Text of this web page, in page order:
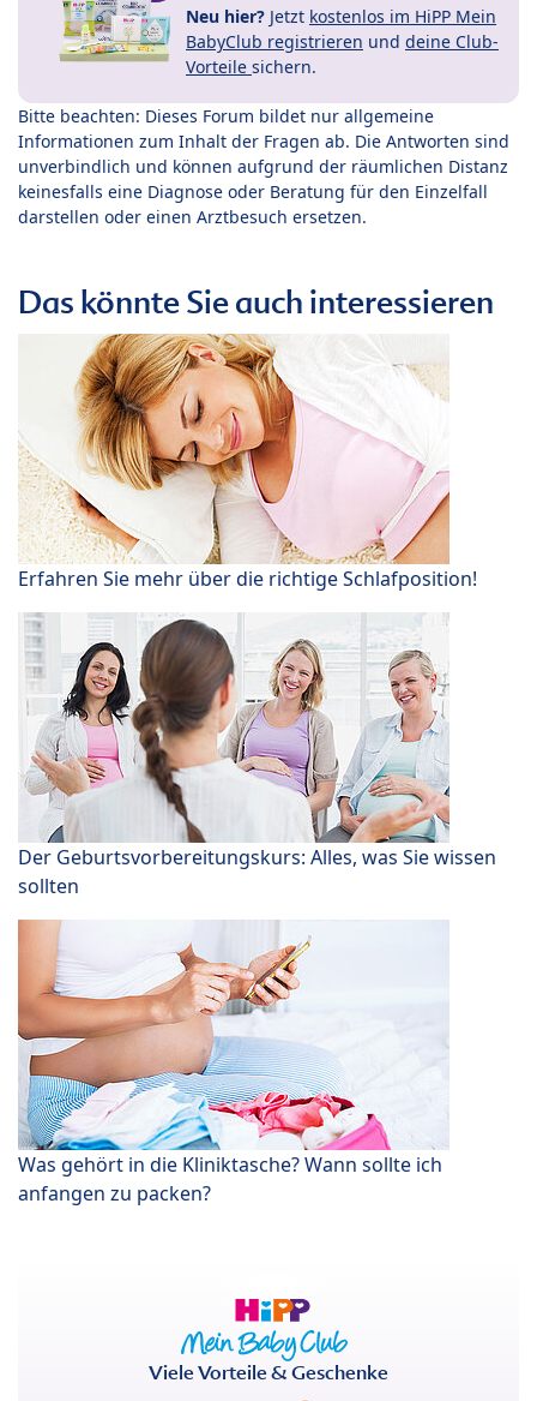
Neu hier? Jetzt kostenlos im HiPP Mein
BabyClub registrieren und deine Club-
Vorteile sichern.
Bitte beachten: Dieses Forum bildet nur allgemeine
Informationen zum Inhalt der Fragen ab. Die Antworten sind
unverbindlich und können aufgrund der räumlichen Distanz
keinesfalls eine Diagnose oder Beratung für den Einzelfall
darstellen oder einen Arztbesuch ersetzen.
Das könnte Sie auch interessieren
Erfahren Sie mehr über die richtige Schlafposition!
Der Geburtsvorbereitungskurs: Alles, was Sie wissen
sollten
Was gehört in die Kliniktasche? Wann sollte ich
anfangen zu packen?
Viele Vorteile & Geschenke